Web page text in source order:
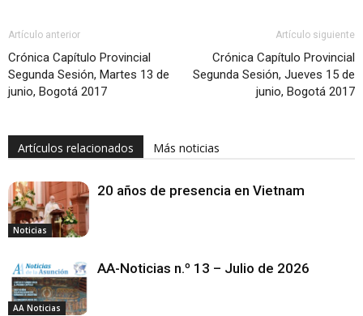
Artículo anterior
Crónica Capítulo Provincial
Segunda Sesión, Martes 13 de
junio, Bogotá 2017
Artículo siguiente
Crónica Capítulo Provincial
Segunda Sesión, Jueves 15 de
junio, Bogotá 2017
Artículos relacionados Más noticias
Noticias
20 años de presencia en Vietnam
AA Noticias
AA-Noticias n.º 13 – Julio de 2026